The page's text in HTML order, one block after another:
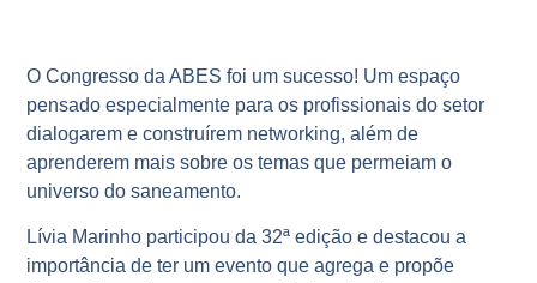
O Congresso da ABES foi um sucesso! Um espaço
pensado especialmente para os profissionais do setor
dialogarem e construírem networking, além de
aprenderem mais sobre os temas que permeiam o
universo do saneamento.
Lívia Marinho participou da 32ª edição e destacou a
importância de ter um evento que agrega e propõe